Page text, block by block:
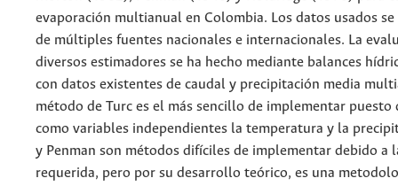
evaporación multianual en Colombia. Los datos usados
de múltiples fuentes nacionales e internacionales. La
diversos estimadores se ha hecho mediante balances
con datos existentes de caudal y precipitación media
método de Turc es el más sencillo de implementar puesto
como variables independientes la temperatura y la
y Penman son métodos difíciles de implementar debido a
requerida, pero por su desarrollo teórico, es una